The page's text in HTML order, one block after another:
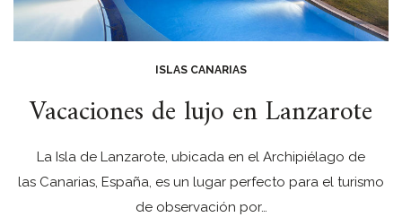
ISLAS CANARIAS
Vacaciones de lujo en Lanzarote
La Isla de Lanzarote, ubicada en el Archipiélago de
las Canarias, España, es un lugar perfecto para el turismo
de observación por…